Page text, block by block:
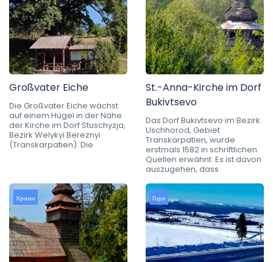
Großvater Eiche
Die Großvater Eiche wächst
auf einem Hügel in der Nähe
der Kirche im Dorf Stuschyzja,
Bezirk Welykyi Bereznyi
(Transkarpatien). Die
St.-Anna-Kirche im Dorf
Bukivtsevo
Das Dorf Bukivtsevo im Bezirk
Uschhorod, Gebiet
Transkarpatien, wurde
erstmals 1582 in schriftlichen
Quellen erwähnt. Es ist davon
auszugehen, dass
Храми Гори